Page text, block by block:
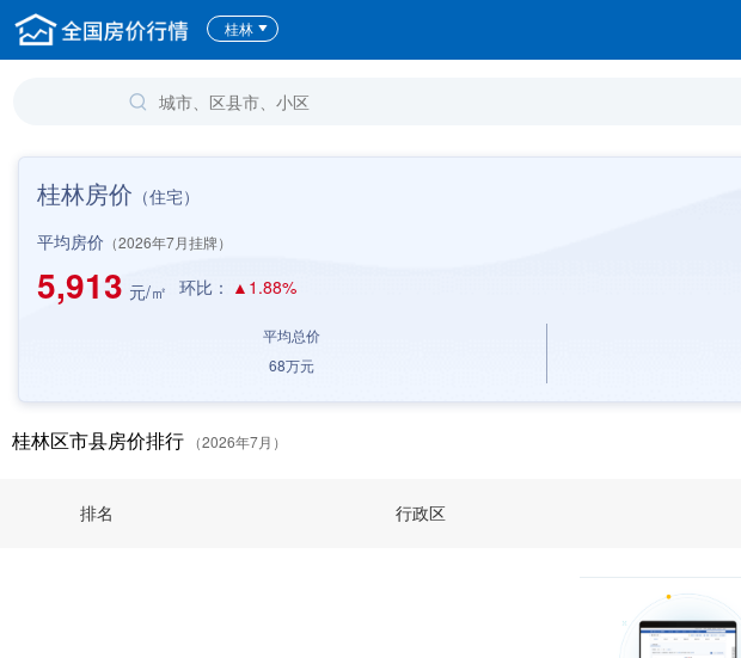
桂林
桂林房价 （住宅）
平均房价 （2026年7月挂牌）
5,913 元/㎡ 环比： ▲1.88%
平均总价
68万元
桂林区市县房价排行 （2026年7月）
排名 行政区